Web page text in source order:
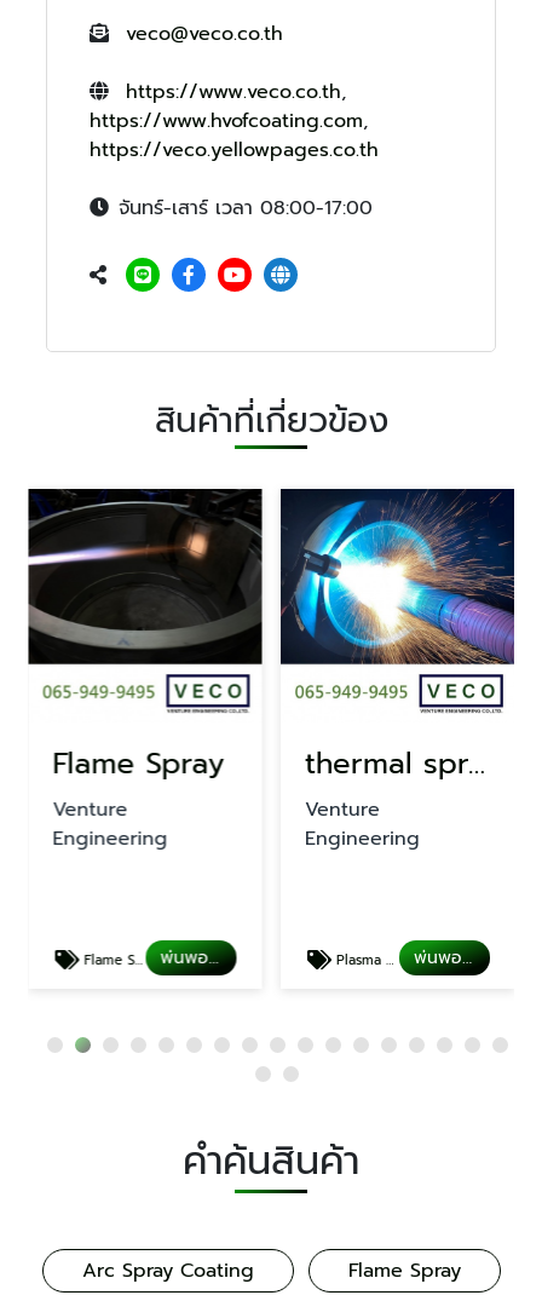
veco@veco.co.th
https://www.veco.co.th,
https://www.hvofcoating.com,
https://veco.yellowpages.co.th
จันทร์-เสาร์ เวลา 08:00-17:00
สินค้าที่เกี่ยวข้อง
Flame Spray
Venture
Engineering
Flame Spray พ่นพอกผิวโลหะ
thermal spray coating
Venture
Engineering
Plasma spray พ่นพอกผิวโลหะ
คำค้นสินค้า
Arc Spray Coating
Flame Spray